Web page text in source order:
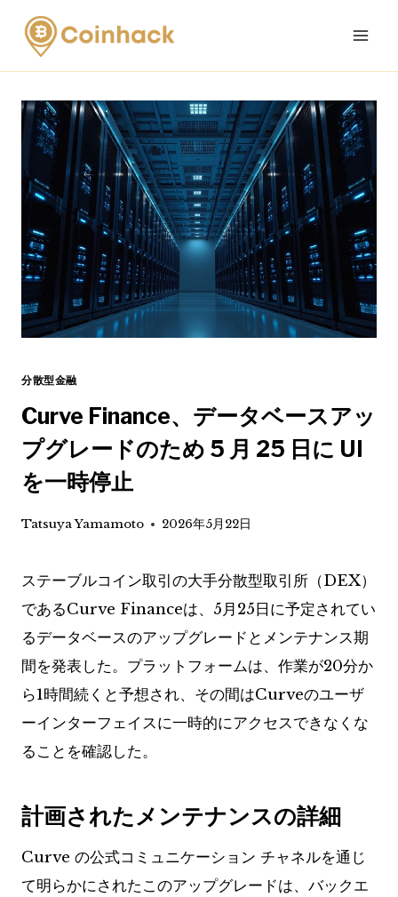
Skip
content
分散型金融
Curve Finance、データベースアッ
プグレードのため 5 月 25 日に UI
を一時停止
Tatsuya Yamamoto 2026年5月22日
ステーブルコイン取引の大手分散型取引所（DEX）
であるCurve Financeは、5月25日に予定されてい
るデータベースのアップグレードとメンテナンス期
間を発表した。プラットフォームは、作業が20分か
ら1時間続くと予想され、その間はCurveのユーザ
ーインターフェイスに一時的にアクセスできなくな
ることを確認した。
計画されたメンテナンスの詳細
Curve の公式コミュニケーション チャネルを通じ
て明らかにされたこのアップグレードは、バックエ